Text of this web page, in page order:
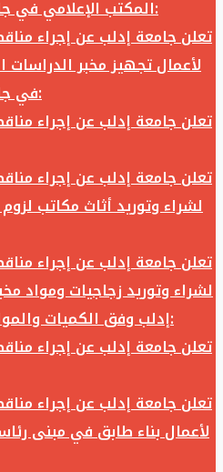
المكتب الإعلامي في جامعة إدلب وفق الآتي:
تعلن جامعة إدلب عن إجراء
لأعمال تجهيز مخبر الدراسات
في جامعة ادلب وفق الآتي:
تعلن جامعة إدلب عن إجراء
تعلن جامعة إدلب عن إجراء
لشراء وتوريد أثاث مكاتب
تعلن جامعة إدلب عن إجراء
لشراء وتوريد زجاجيات ومواد
إدلب وفق الكميات والمواصفات المحددة أدناه:
تعلن جامعة إدلب عن إجراء
تعلن جامعة إدلب عن إجراء
لأعمال بناء طابق في مبنى